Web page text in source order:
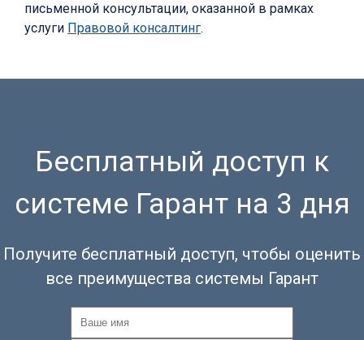
письменной консультации, оказанной в рамках
услуги Правовой консалтинг.
Бесплатный доступ к
системе Гарант на 3 дня
Получите бесплатный доступ, чтобы оценить
все преимущества системы Гарант